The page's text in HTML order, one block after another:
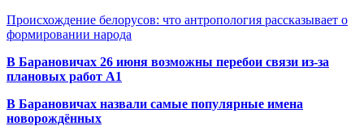
Происхождение белорусов: что антропология рассказывает о
формировании народа
В Барановичах 26 июня возможны перебои связи из-за
плановых работ A1
В Барановичах назвали самые популярные имена
новорождённых